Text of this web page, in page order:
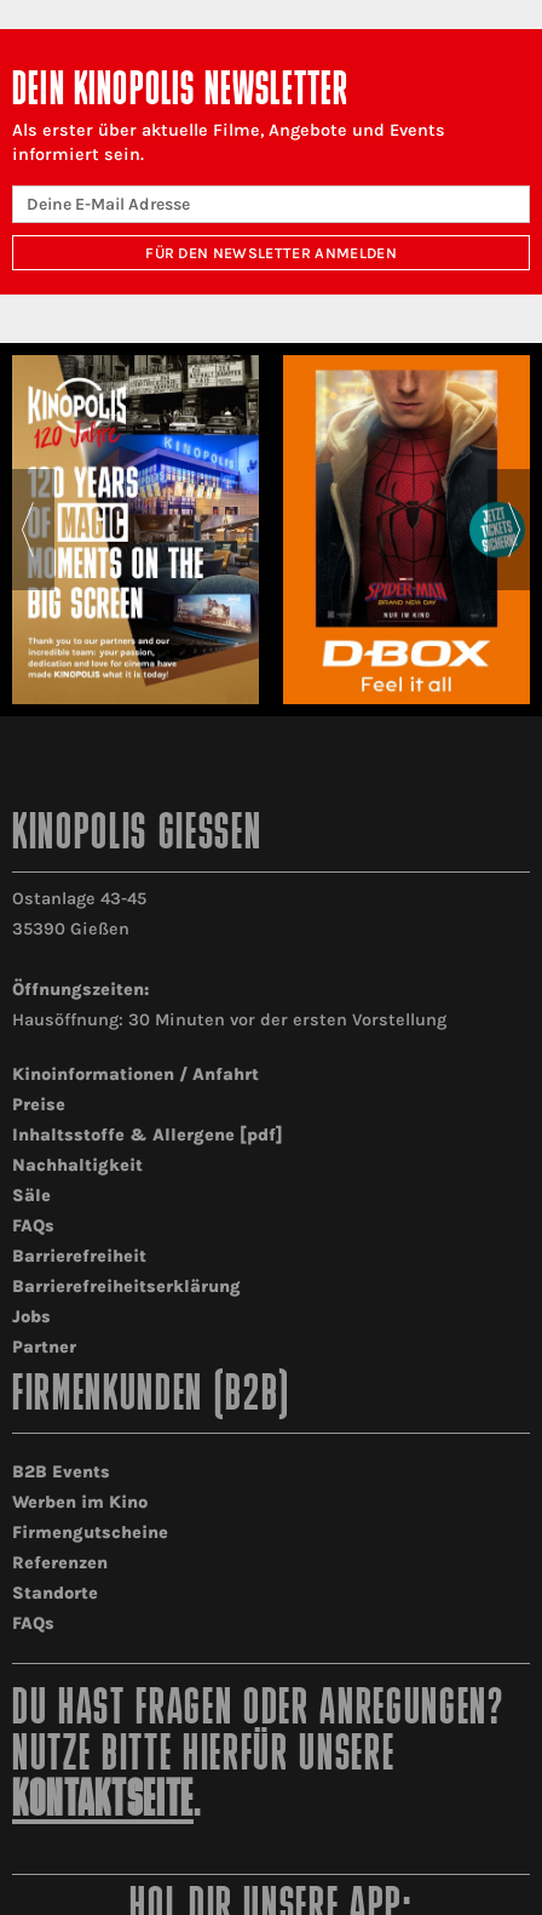
DEIN KINOPOLIS NEWSLETTER
Als erster über aktuelle Filme, Angebote und Events
informiert sein.
FÜR DEN NEWSLETTER ANMELDEN
KINOPOLIS GIESSEN
Ostanlage 43-45
35390 Gießen
Öffnungszeiten:
Hausöffnung: 30 Minuten vor der ersten Vorstellung
Kinoinformationen / Anfahrt
Preise
Inhaltsstoffe & Allergene [pdf]
Nachhaltigkeit
Säle
FAQs
Barrierefreiheit
Barrierefreiheitserklärung
Jobs
Partner
FIRMENKUNDEN (B2B)
B2B Events
Werben im Kino
Firmengutscheine
Referenzen
Standorte
FAQs
DU HAST FRAGEN ODER ANREGUNGEN?
NUTZE BITTE HIERFÜR UNSERE
KONTAKTSEITE.